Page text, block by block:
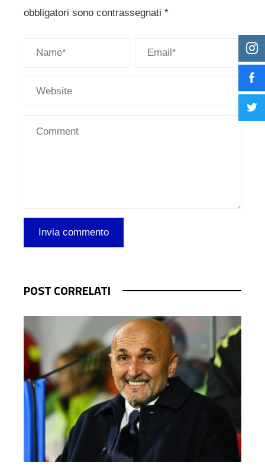
obbligatori sono contrassegnati *
POST CORRELATI